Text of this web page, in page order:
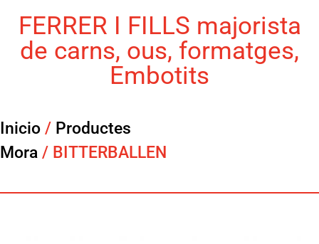
FERRER I FILLS majorista
de carns, ous, formatges,
Embotits
Inicio / Productes
Mora / BITTERBALLEN